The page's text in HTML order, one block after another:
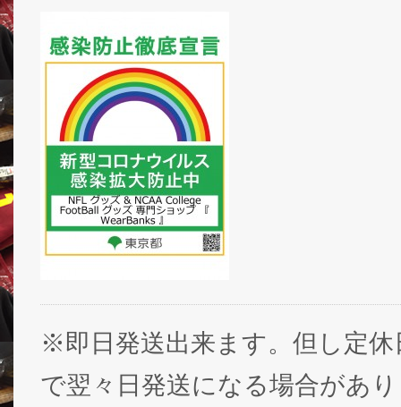
※即日発送出来ます。但し定休
で翌々日発送になる場合があ